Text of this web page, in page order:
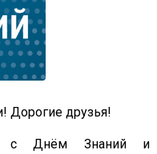
Дорогие друзья!
с Днём Знаний и